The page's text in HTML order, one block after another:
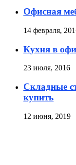
Офисная
14 февраля,
Кухня в
23 июля, 2016
Складные
купить
12 июня, 2019